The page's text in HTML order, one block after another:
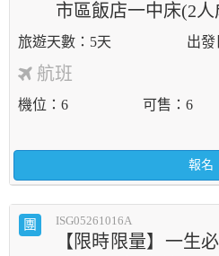
市區飯店一中床(2
5天
航班
機位 6 可售 6
報名
團 ISG05261016A
【限時限量】一生